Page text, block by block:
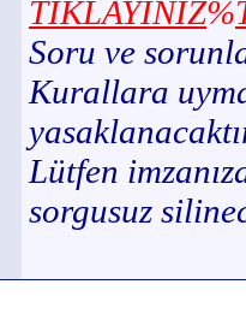
TIKLAYINIZ%
Soru ve
Kurallara
Lütfen
sorgusuz